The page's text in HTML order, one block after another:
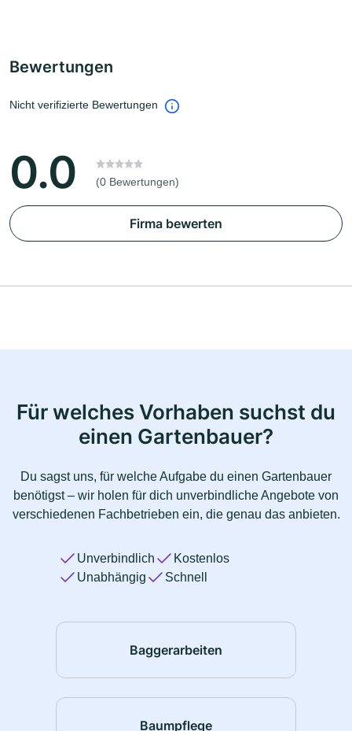
Bewertungen
Nicht verifizierte Bewertungen
0.0 (0 Bewertungen)
Firma bewerten
Für welches Vorhaben suchst du
einen Gartenbauer?
Du sagst uns, für welche Aufgabe du einen Gartenbauer
benötigst – wir holen für dich unverbindliche Angebote von
verschiedenen Fachbetrieben ein, die genau das anbieten.
Unverbindlich
Kostenlos
Unabhängig
Schnell
Baggerarbeiten
Baumpflege